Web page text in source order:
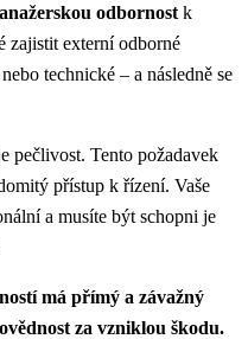
odbornost k
zajistit externí odborné
technické – a následně se
pečlivost. Tento požadavek
přístup k řízení. Vaše
a musíte být schopni je
má přímý a závažný
za vzniklou škodu.